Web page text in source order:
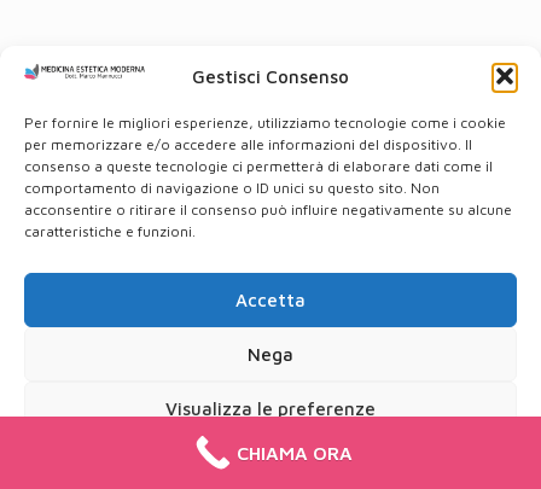
Gestisci Consenso
Per fornire le migliori esperienze, utilizziamo tecnologie come i cookie
per memorizzare e/o accedere alle informazioni del dispositivo. Il
consenso a queste tecnologie ci permetterà di elaborare dati come il
comportamento di navigazione o ID unici su questo sito. Non
acconsentire o ritirare il consenso può influire negativamente su alcune
caratteristiche e funzioni.
Accetta
Nega
Visualizza le preferenze
Cookie PolicyPrivacy Policy
CHIAMA ORA